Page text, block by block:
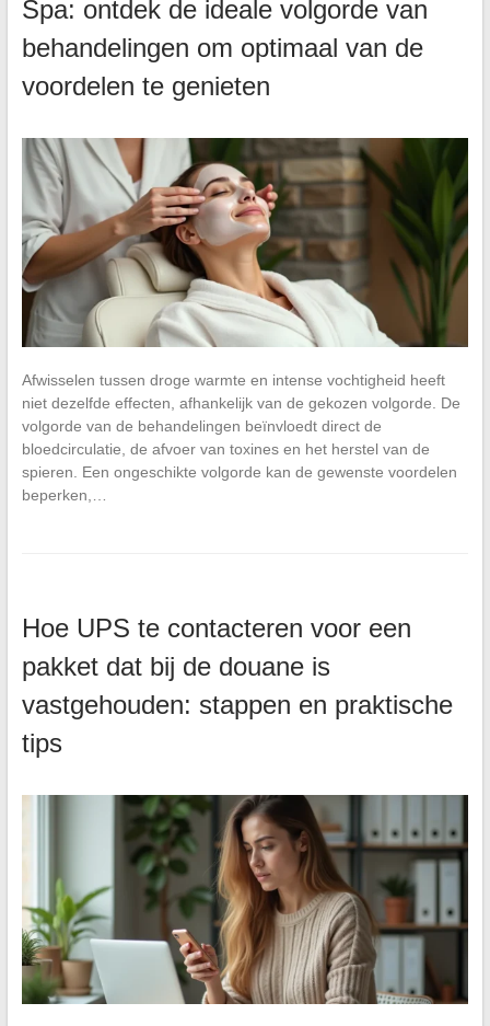
Spa: ontdek de ideale volgorde van
behandelingen om optimaal van de
voordelen te genieten
Afwisselen tussen droge warmte en intense vochtigheid heeft
niet dezelfde effecten, afhankelijk van de gekozen volgorde. De
volgorde van de behandelingen beïnvloedt direct de
bloedcirculatie, de afvoer van toxines en het herstel van de
spieren. Een ongeschikte volgorde kan de gewenste voordelen
beperken,…
Hoe UPS te contacteren voor een
pakket dat bij de douane is
vastgehouden: stappen en praktische
tips